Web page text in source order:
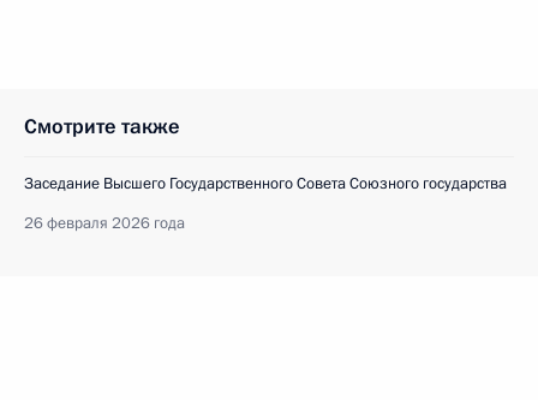
Смотрите также
Заседание Высшего Государственного Совета Союзного государства
26 февраля 2026 года